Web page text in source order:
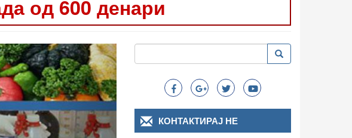
од 600 денари
Следно
Search
Пребарување Пребарување
КОНТАКТИРАЈ НЕ